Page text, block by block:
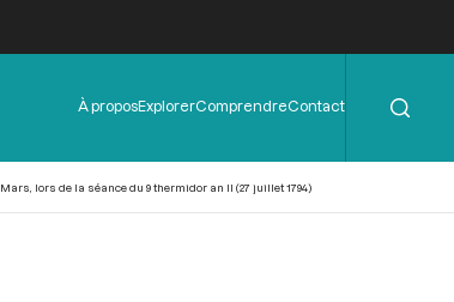
Menu
de
À proposExplorerComprendreContact
lors de la séance du 9 thermidor an II (27 juillet 1794)